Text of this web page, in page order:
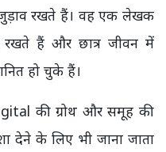
रखते हैं। वह एक लेखक
हैं और छात्र जीवन में
हो चुके हैं।
की ग्रोथ और समूह की
देने के लिए भी जाना जाता